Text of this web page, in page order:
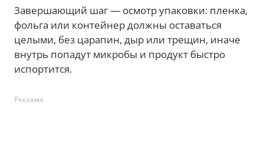
Завершающий шаг — осмотр упаковки: пленка,
фольга или контейнер должны оставаться
целыми, без царапин, дыр или трещин, иначе
внутрь попадут микробы и продукт быстро
испортится.
Реклама